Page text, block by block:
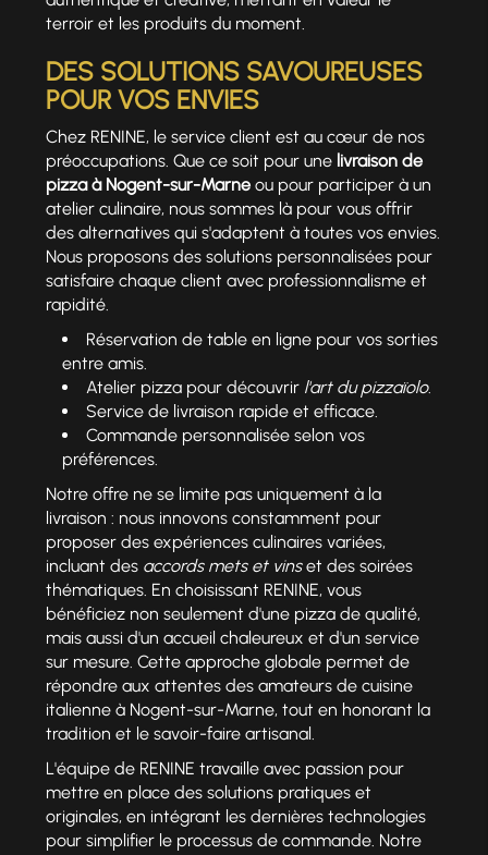
terroir et les produits du moment.
DES SOLUTIONS SAVOUREUSES
POUR VOS ENVIES
Chez RENINE, le service client est au cœur de nos
préoccupations. Que ce soit pour une livraison de
pizza à Nogent-sur-Marneou pour participer à un
atelier culinaire, nous sommes là pour vous offrir
des alternatives qui s'adaptent à toutes vos envies.
Nous proposons des solutions personnalisées pour
satisfaire chaque client avec professionnalisme et
rapidité.
Réservation de table en ligne pour vos sorties
entre amis.
Atelier pizza pour découvrir l'art du pizzaïolo.
Service de livraison rapide et efficace.
Commande personnalisée selon vos
préférences.
Notre offre ne se limite pas uniquement à la
livraison : nous innovons constamment pour
proposer des expériences culinaires variées,
incluant des accords mets et vinset des soirées
thématiques. En choisissant RENINE, vous
bénéficiez non seulement d'une pizza de qualité,
mais aussi d'un accueil chaleureux et d'un service
sur mesure. Cette approche globale permet de
répondre aux attentes des amateurs de cuisine
italienne à Nogent-sur-Marne, tout en honorant la
tradition et le savoir-faire artisanal.
L'équipe de RENINE travaille avec passion pour
mettre en place des solutions pratiques et
originales, en intégrant les dernières technologies
pour simplifier le processus de commande. Notre